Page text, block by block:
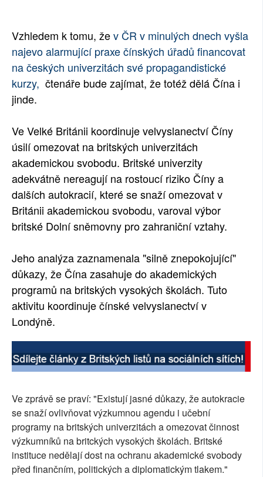
RUBRIKY
PLNÁ VERZE STRÁNEK
Vzhledem k tomu, žev ČR v minulých dnech vyšla
najevo alarmující praxe čínských úřadů financovat
na českých univerzitách své propagandistické
kurzy, čtenáře bude zajímat, že totéž dělá Čína i
jinde.
Ve Velké Británii koordinuje velvyslanectví Číny
úsilí omezovat na britských univerzitách
akademickou svobodu. Britské univerzity
adekvátně nereagují na rostoucí riziko Číny a
dalších autokracií, které se snaží omezovat v
Británii akademickou svobodu, varoval výbor
britské Dolní sněmovny pro zahraniční vztahy.
Jeho analýza zaznamenala "silně znepokojující"
důkazy, že Čína zasahuje do akademických
programů na britských vysokých školách. Tuto
aktivitu koordinuje čínské velvyslanectví v
Londýně.
Ve zprávě se praví: "Existují jasné důkazy, že autokracie
se snaží ovlivňovat výzkumnou agendu i učební
programy na britských univerzitách a omezovat činnost
výzkumníků na britckých vysokých školách. Britské
instituce nedělají dost na ochranu akademické svobody
před finančním, politických a diplomatickým tlakem."